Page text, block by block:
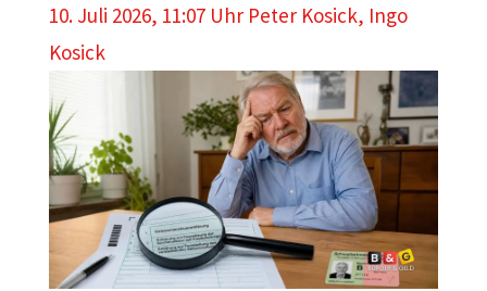
10. Juli 2026, 11:07 Uhr Peter Kosick, Ingo
Kosick